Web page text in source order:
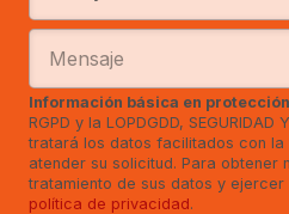
Información básica en
RGPD y la LOPDGDD, SEGURIDAD
tratará los datos facilitados con
atender su solicitud. Para obtener
tratamiento de sus datos y
política de privacidad.